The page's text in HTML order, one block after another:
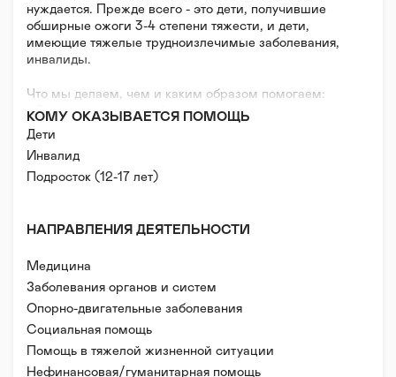
нуждается. Прежде всего - это дети, получившие
обширные ожоги 3-4 степени тяжести, и дети,
имеющие тяжелые трудноизлечимые заболевания,
инвалиды.
Что мы делаем, чем и каким образом помогаем:
- Оплачиваем и приобретаем медикаменты,
особенно дорогостоящие, такие как: пентаглобин,
тиенам, фортум, сурфоктанты, цитохром, альбумин
и другие;
- Помогаем приобретать расходные материалы и
инвалидов, оказываем помощь в приобретении
параподиумы);
- Оказываем помощь в приобретении
компрессионного белья, гелевых пластин,
специальных неприлипающих к ранам повязок,
биологического раневого покрытия, временно
замещающего собственную кожу пациента, шовного
материала, экспандеров для натяжения кожи,
КОМУ ОКАЗЫВАЕТСЯ ПОМОЩЬ
Дети
Инвалид
Подросток (12-17 лет)
НАПРАВЛЕНИЯ ДЕЯТЕЛЬНОСТИ
Медицина
Заболевания органов и систем
Опорно-двигательные заболевания
Социальная помощь
Помощь в тяжелой жизненной ситуации
Нефинансовая/гуманитарная помощь